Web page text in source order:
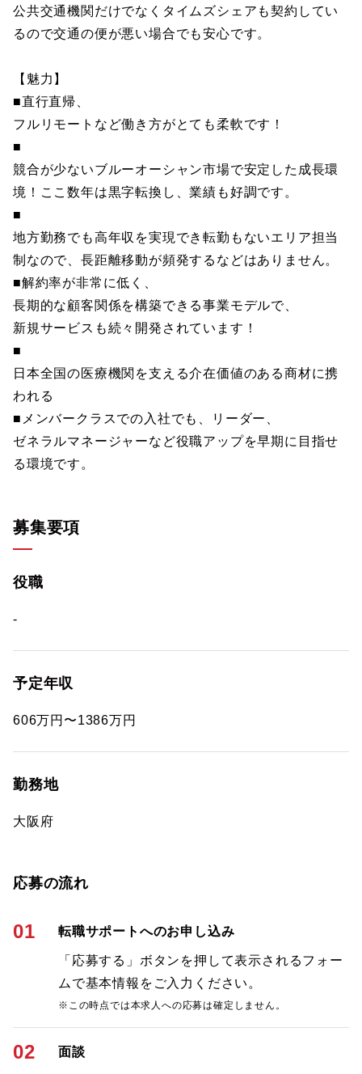
公共交通機関だけでなくタイムズシェアも契約してい
るので交通の便が悪い場合でも安心です。
【魅力】
■直行直帰、
フルリモートなど働き方がとても柔軟です！
■
競合が少ないブルーオーシャン市場で安定した成長環
境！ここ数年は黒字転換し、業績も好調です。
■
地方勤務でも高年収を実現でき転勤もないエリア担当
制なので、長距離移動が頻発するなどはありません。
■解約率が非常に低く、
長期的な顧客関係を構築できる事業モデルで、
新規サービスも続々開発されています！
■
日本全国の医療機関を支える介在価値のある商材に携
われる
■メンバークラスでの入社でも、リーダー、
ゼネラルマネージャーなど役職アップを早期に目指せ
る環境です。
募集要項
役職
-
予定年収
606万円〜1386万円
勤務地
大阪府
応募の流れ
01 転職サポートへのお申し込み
「応募する」ボタンを押して表示されるフォー
ムで基本情報をご入力ください。
※この時点では本求人への応募は確定しません。
02 面談